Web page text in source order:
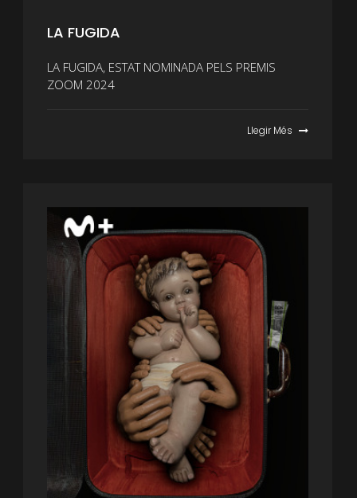
LA FUGIDA
LA FUGIDA, ESTAT NOMINADA PELS PREMIS
ZOOM 2024
Llegir Més 